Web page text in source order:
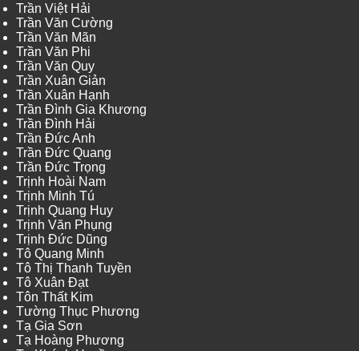
Trần Việt Hải
Trần Văn Cường
Trần Văn Mãn
Trần Văn Phi
Trần Văn Quy
Trần Xuân Giản
Trần Xuân Hạnh
Trần Đình Gia Khương
Trần Đình Hải
Trần Đức Anh
Trần Đức Quang
Trần Đức Trọng
Trịnh Hoài Nam
Trịnh Minh Tú
Trịnh Quang Huy
Trịnh Văn Phụng
Trịnh Đức Dũng
Tô Quang Minh
Tô Thị Thanh Tuyền
Tô Xuân Đạt
Tôn Thất Kim
Tường Thục Phương
Tạ Gia Sơn
Tạ Hoàng Phương